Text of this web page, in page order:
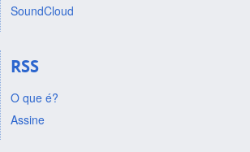
SoundCloud
RSS
O que é?
Assine